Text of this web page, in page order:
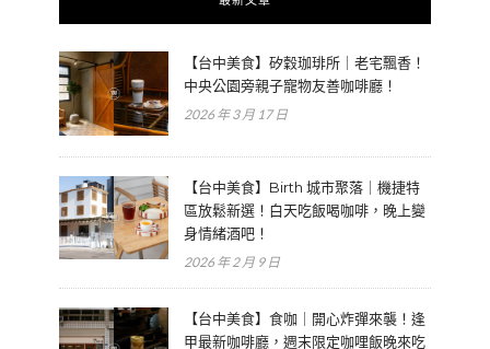
【台中美食】矽穀珈琲所｜老宅飄香！
中央公園旁親子寵物友善咖啡廳！
2026 年 3 月 17 日
【台中美食】Birth 城市聚落｜機捷特
區放鬆新選！白天吃飯喝咖啡，晚上變
身情緒酒吧！
2026 年 2 月 9 日
【台中美食】食咖｜開心炸彈來襲！逢
甲最新咖啡廳，週末限定咖哩飯晚來吃